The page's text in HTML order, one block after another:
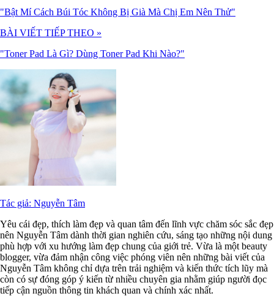
"Bật Mí Cách Búi Tóc Không Bị Già Mà Chị Em Nên Thử"
BÀI VIẾT TIẾP THEO »
"Toner Pad Là Gì? Dùng Toner Pad Khi Nào?"
Tác giả: Nguyễn Tâm
Yêu cái đẹp, thích làm đẹp và quan tâm đến lĩnh vực chăm sóc sắc đẹp
nên Nguyễn Tâm dành thời gian nghiên cứu, sáng tạo những nội dung
phù hợp với xu hướng làm đẹp chung của giới trẻ. Vừa là một beauty
blogger, vừa đảm nhận công việc phóng viên nên những bài viết của
Nguyễn Tâm không chỉ dựa trên trải nghiệm và kiến thức tích lũy mà
còn có sự đóng góp ý kiến từ nhiều chuyên gia nhằm giúp người đọc
tiếp cận nguồn thông tin khách quan và chính xác nhất.